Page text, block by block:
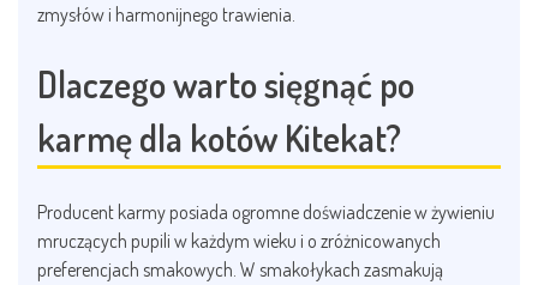
zmysłów i harmonijnego trawienia.
Dlaczego warto sięgnąć po
karmę dla kotów Kitekat?
Producent karmy posiada ogromne doświadczenie w żywieniu
mruczących pupili w każdym wieku i o zróżnicowanych
preferencjach smakowych. W smakołykach zasmakują